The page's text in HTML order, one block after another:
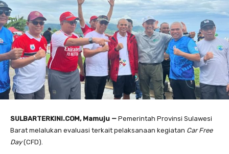
SULBARTERKINI.COM, Mamuju — Pemerintah Provinsi Sulawesi
Barat melalukan evaluasi terkait pelaksanaan kegiatan Car Free
Day(CFD).